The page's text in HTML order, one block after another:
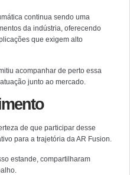
continua sendo uma
da indústria, oferecendo
que exigem alto
acompanhar de perto essa
junto ao mercado.
de que participar desse
para a trajetória da AR Fusion.
estande, compartilharam